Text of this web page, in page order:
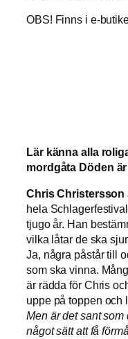
OBS! Finns i e-
Lär känna alla
mordgåta Döden
Chris Christersson
hela
tjugo år. Han
vilka låtar de ska
Ja, några påstår till
som ska vinna.
är rädda för Chris
uppe på toppen och
Men är det sant
något sätt att få